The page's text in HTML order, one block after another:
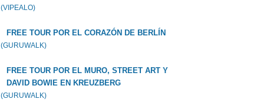
(VIPEALO)
FREE TOUR POR EL CORAZÓN DE BERLÍN
(GURUWALK)
FREE TOUR POR EL MURO, STREET ART Y
DAVID BOWIE EN KREUZBERG
(GURUWALK)